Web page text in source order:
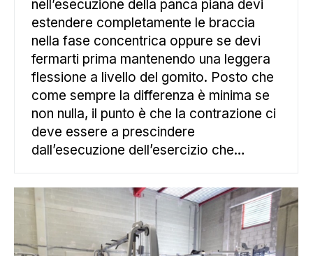
nell’esecuzione della panca piana devi
estendere completamente le braccia
nella fase concentrica oppure se devi
fermarti prima mantenendo una leggera
flessione a livello del gomito. Posto che
come sempre la differenza è minima se
non nulla, il punto è che la contrazione ci
deve essere a prescindere
dall’esecuzione dell’esercizio che…